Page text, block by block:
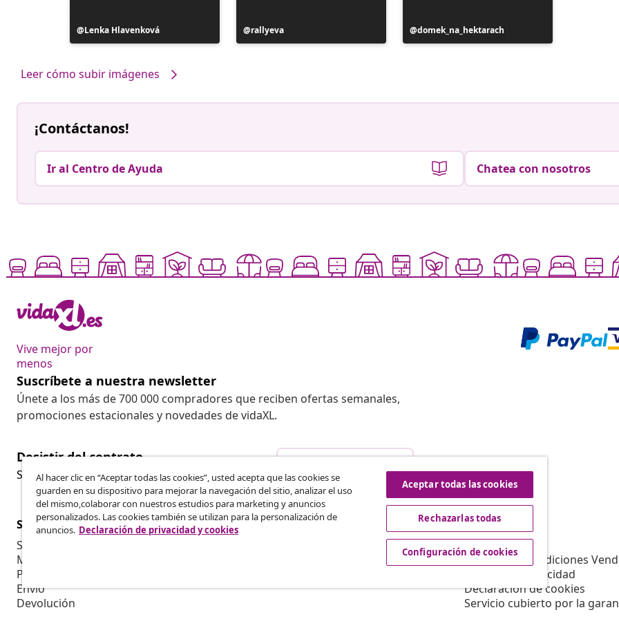
Publicación
realizada
Lenka Hlavenková
Publicación
realizada
rallyeva
Publicación
realizada
domek_na_hektarach
Leer cómo subir imágenes
¡Contáctanos!
Ir al Centro de Ayuda Chatea con nosotros
Vive mejor por
menos
Suscríbete a nuestra newsletter
Únete a los más de 700 000 compradores que reciben ofertas semanales,
promociones estacionales y novedades de vidaXL.
Desistir del contrato
Solicita la cancelación de tu pedido.
Servicio al Cliente
Seguimiento del pedido
Mi cuenta
Pago
Envío
Devolución
Empresas
vidaXL
Sobre vidaXL
Términos y Condiciones
Política de privacidad
Declaración de cookies
Servicio cubierto por la
Al hacer clic en “Aceptar todas las cookies”, usted acepta que las cookies se
guarden en su dispositivo para mejorar la navegación del sitio, analizar el uso
del mismo,colaborar con nuestros estudios para marketing y anuncios
personalizados. Las cookies también se utilizan para la personalización de
anuncios. Declaración de privacidad y cookies
Aceptar todas las cookies
Rechazarlas todas
Configuración de cookies